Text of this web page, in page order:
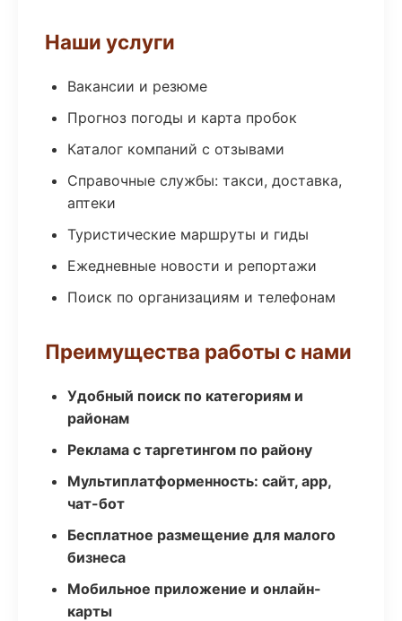
Наши услуги
Вакансии и резюме
Прогноз погоды и карта пробок
Каталог компаний с отзывами
Справочные службы: такси, доставка,
аптеки
Туристические маршруты и гиды
Ежедневные новости и репортажи
Поиск по организациям и телефонам
Преимущества работы с нами
Удобный поиск по категориям и
районам
Реклама с таргетингом по району
Мультиплатформенность: сайт, app,
чат-бот
Бесплатное размещение для малого
бизнеса
Мобильное приложение и онлайн-
карты